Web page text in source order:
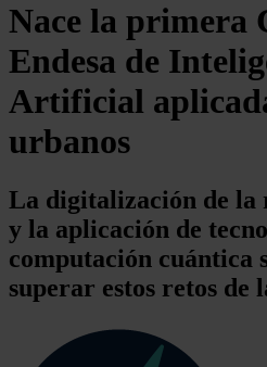
Nace la primera
Endesa de
Artificial
urbanos
La digitalización de la
y la aplicación de
computación cuántica
superar estos retos de